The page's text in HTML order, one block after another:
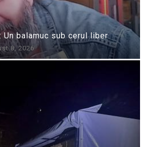
Un balamuc sub cerul liber
8, 2026